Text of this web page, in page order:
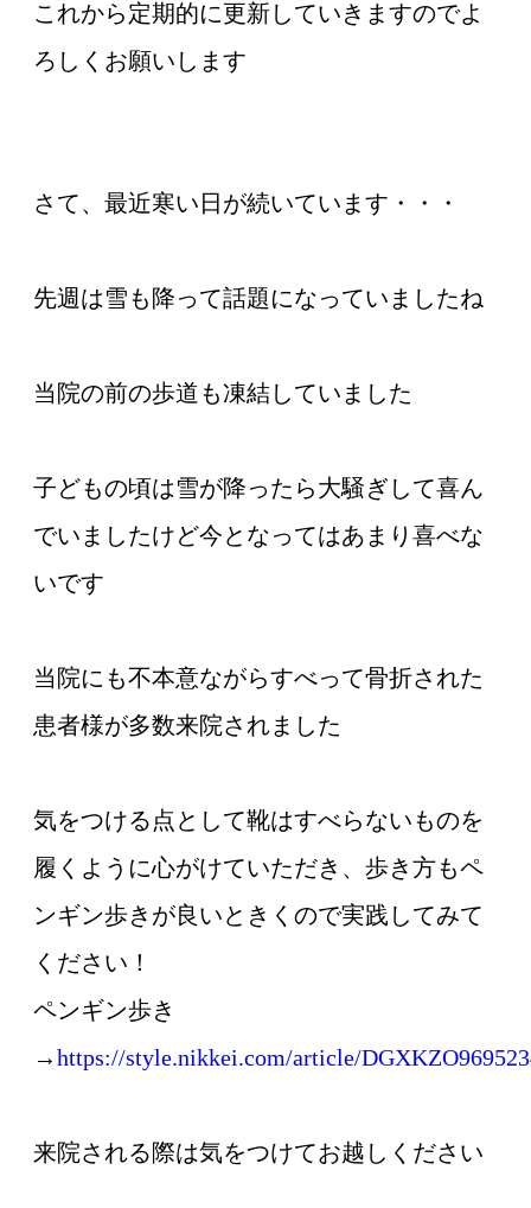
これから定期的に更新していきますのでよ
ろしくお願いします
さて、最近寒い日が続いています・・・
先週は雪も降って話題になっていましたね
当院の前の歩道も凍結していました
子どもの頃は雪が降ったら大騒ぎして喜ん
でいましたけど今となってはあまり喜べな
いです
当院にも不本意ながらすべって骨折された
患者様が多数来院されました
気をつける点として靴はすべらないものを
履くように心がけていただき、歩き方もペ
ンギン歩きが良いときくので実践してみて
ください！
ペンギン歩き
→https://style.nikkei.com/article/
来院される際は気をつけてお越しください